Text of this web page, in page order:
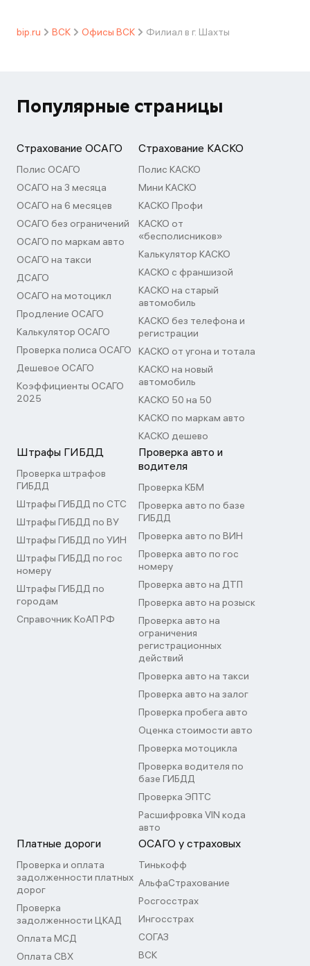
bip.ru ВСК Офисы ВСК Филиал в г. Шахты
Популярные страницы
Страхование ОСАГО
Полис ОСАГО
ОСАГО на 3 месяца
ОСАГО на 6 месяцев
ОСАГО без ограничений
ОСАГО по маркам авто
ОСАГО на такси
ДСАГО
ОСАГО на мотоцикл
Продление ОСАГО
Калькулятор ОСАГО
Проверка полиса ОСАГО
Дешевое ОСАГО
Коэффициенты ОСАГО
2025
Страхование КАСКО
Полис КАСКО
Мини КАСКО
КАСКО Профи
КАСКО от
«бесполисников»
Калькулятор КАСКО
КАСКО с франшизой
КАСКО на старый
автомобиль
КАСКО без телефона и
регистрации
КАСКО от угона и тотала
КАСКО на новый
автомобиль
КАСКО 50 на 50
КАСКО по маркам авто
КАСКО дешево
Штрафы ГИБДД
Проверка штрафов
ГИБДД
Штрафы ГИБДД по СТС
Штрафы ГИБДД по ВУ
Штрафы ГИБДД по УИН
Штрафы ГИБДД по гос
номеру
Штрафы ГИБДД по
городам
Справочник КоАП РФ
Проверка авто и
водителя
Проверка КБМ
Проверка авто по базе
ГИБДД
Проверка авто по ВИН
Проверка авто по гос
номеру
Проверка авто на ДТП
Проверка авто на розыск
Проверка авто на
ограничения
регистрационных
действий
Проверка авто на такси
Проверка авто на залог
Проверка пробега авто
Оценка стоимости авто
Проверка мотоцикла
Проверка водителя по
базе ГИБДД
Проверка ЭПТС
Расшифровка VIN кода
авто
Платные дороги
Проверка и оплата
задолженности платных
дорог
Проверка
задолженности ЦКАД
Оплата МСД
Оплата СВХ
ОСАГО у страховых
Тинькофф
АльфаСтрахование
Росгосстрах
Ингосстрах
СОГАЗ
ВСК